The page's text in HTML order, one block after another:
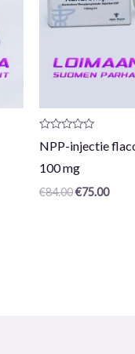
0
5
NPP-injectie
100 mg
€84.00€75.00